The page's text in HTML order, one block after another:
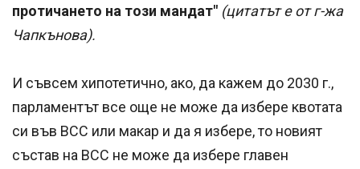
протичането на този мандат" (цитатът е от г-жа
Чапкънова).
И съвсем хипотетично, ако, да кажем до 2030 г.,
парламентът все още не може да избере квотата
си във ВСС или макар и да я избере, то новият
състав на ВСС не може да избере главен